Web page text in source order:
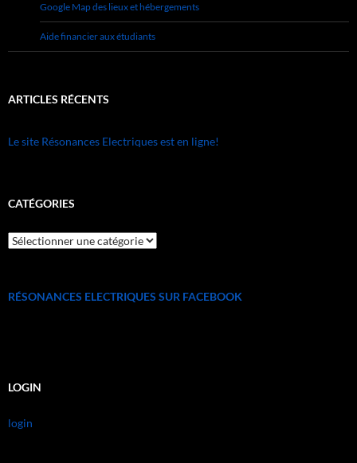
Google Map des lieux et hébergements
Aide financier aux étudiants
ARTICLES RÉCENTS
Le site Résonances Electriques est en ligne!
CATÉGORIES
catégories
RÉSONANCES ELECTRIQUES SUR FACEBOOK
LOGIN
login